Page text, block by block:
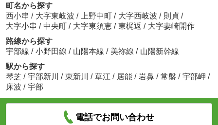
町名から探す
西小串 / 大字東岐波 / 上野中町 / 大字西岐波 / 則貞 /
大字小串 / 中央町 / 大字東須恵 / 東梶返 / 大字妻崎開作
路線から探す
宇部線 / 小野田線 / 山陽本線 / 美祢線 / 山陽新幹線
駅から探す
琴芝 / 宇部新川 / 東新川 / 草江 / 居能 / 岩鼻 / 常盤 / 宇部岬 /
床波 / 宇部
電話でお問い合わせ